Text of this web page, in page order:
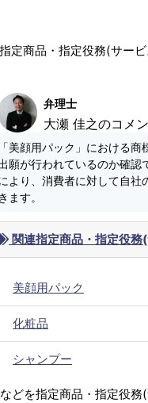
指定商品・指定役務(サー
弁理士
大瀬 佳之のコメ
「美顔用パック」における
願が行われているのか確認
より、消費者に対して自社
きます。
関連指定商品・指定役務
美顔用パック
化粧品
シャンプー
などを指定商品・指定役